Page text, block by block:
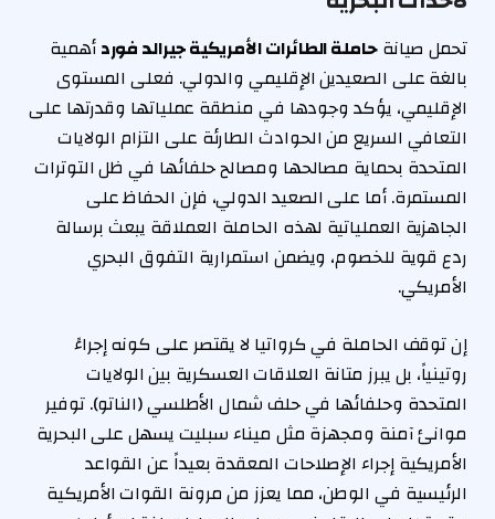
تحمل صيانةحاملة الطائرات الأمريكية جيرالد فوردأهمية
بالغة على الصعيدين الإقليمي والدولي. فعلى المستوى
الإقليمي، يؤكد وجودها في منطقة عملياتها وقدرتها على
التعافي السريع من الحوادث الطارئة على التزام الولايات
المتحدة بحماية مصالحها ومصالح حلفائها في ظل التوترات
المستمرة. أما على الصعيد الدولي، فإن الحفاظ على
الجاهزية العملياتية لهذه الحاملة العملاقة يبعث برسالة
ردع قوية للخصوم، ويضمن استمرارية التفوق البحري
الأمريكي.
إن توقف الحاملة في كرواتيا لا يقتصر على كونه إجراءً
روتينياً، بل يبرز متانة العلاقات العسكرية بين الولايات
المتحدة وحلفائها في حلف شمال الأطلسي (الناتو). توفير
موانئ آمنة ومجهزة مثل ميناء سبليت يسهل على البحرية
الأمريكية إجراء الإصلاحات المعقدة بعيداً عن القواعد
الرئيسية في الوطن، مما يعزز من مرونة القوات الأمريكية